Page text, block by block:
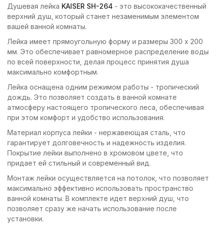
Душевая лейка KAISER SH-264 - это высококачественный
верхний душ, который станет незаменимым элементом
вашей ванной комнаты.
Лейка имеет прямоугольную форму и размеры 300 х 200
мм. Это обеспечивает равномерное распределение воды
по всей поверхности, делая процесс принятия душа
максимально комфортным.
Лейка оснащена одним режимом работы - тропический
дождь. Это позволяет создать в ванной комнате
атмосферу настоящего тропического леса, обеспечивая
при этом комфорт и удобство использования.
Материал корпуса лейки - нержавеющая сталь, что
гарантирует долговечность и надежность изделия.
Покрытие лейки выполнено в хромовом цвете, что
придает ей стильный и современный вид.
Монтаж лейки осуществляется на потолок, что позволяет
максимально эффективно использовать пространство
ванной комнаты. В комплекте идет верхний душ, что
позволяет сразу же начать использование после
установки.